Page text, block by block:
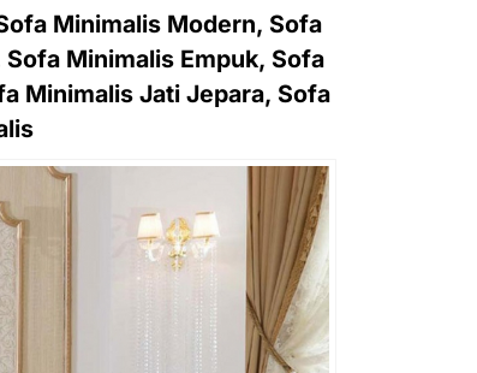
Minimalis Modern, Sofa
Minimalis Empuk, Sofa
Minimalis Jati Jepara, Sofa